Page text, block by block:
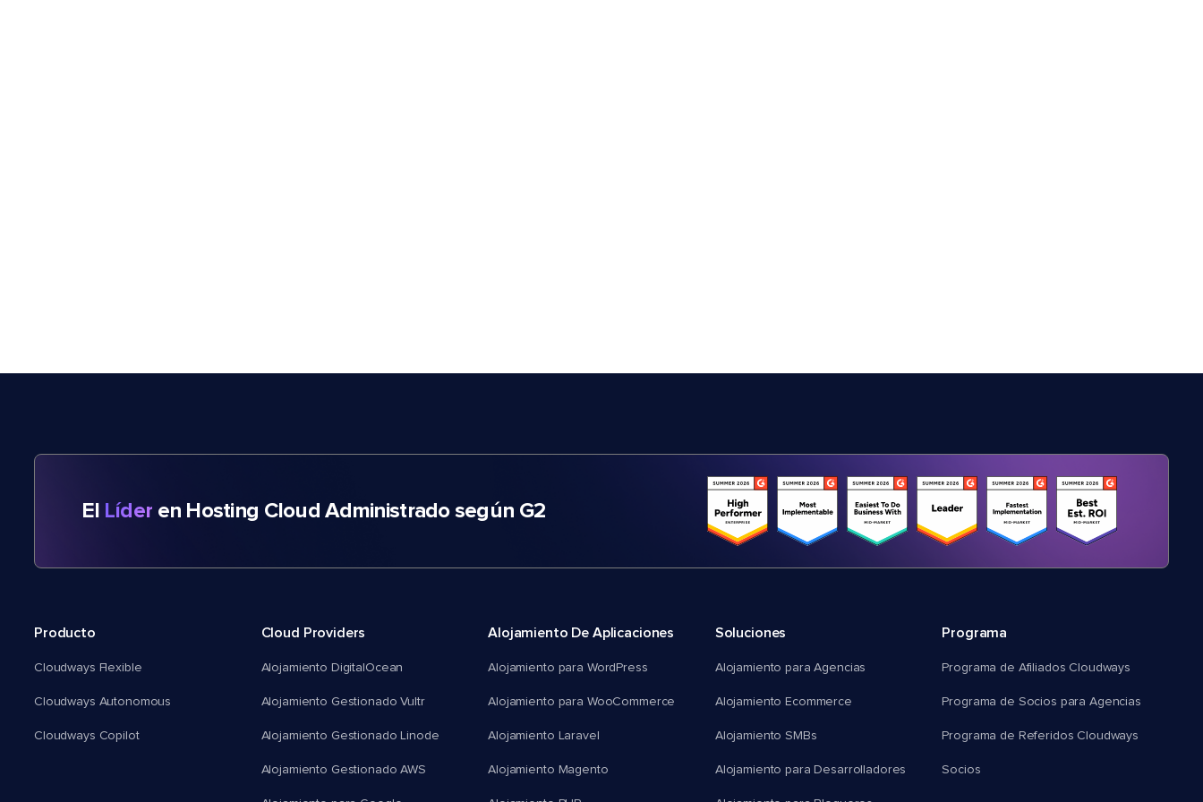
El Líder en Hosting Cloud Administrado según G2
Producto
Cloudways Flexible
Cloudways Autonomous
Cloudways Copilot
Cloud Providers
Alojamiento DigitalOcean
Alojamiento Gestionado Vultr
Alojamiento Gestionado Linode
Alojamiento Gestionado AWS
Alojamiento De Aplicaciones
Alojamiento para WordPress
Alojamiento para WooCommerce
Alojamiento Laravel
Alojamiento Magento
Soluciones
Alojamiento para Agencias
Alojamiento Ecommerce
Alojamiento SMBs
Alojamiento para Desarrolladores
Programa
Programa de Afiliados Cloudways
Programa de Socios para Agencias
Programa de Referidos Cloudways
Socios